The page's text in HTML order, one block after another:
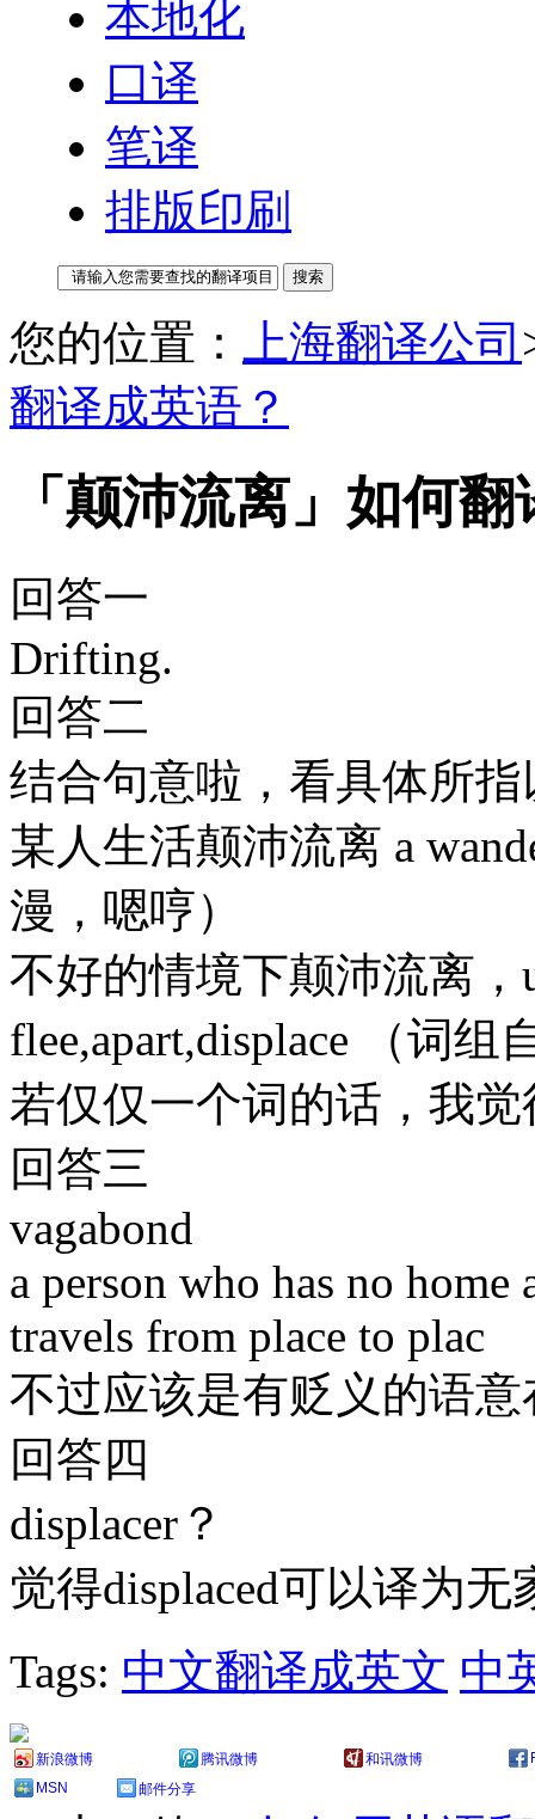
本地化
口译
笔译
排版印刷
您的位置： 上海翻译公司
翻译成英语？
「颠沛流离」如何
回答一
Drifting.
回答二
结合句意啦，看具体所
某人生活颠沛流离 a
漫，嗯哼）
不好的情境下颠沛流离，
flee,apart,displace （词组
若仅仅一个词的话，我觉
回答三
vagabond
a person who has no
travels from place to plac
不过应该是有贬义的语
回答四
displacer？
觉得displaced可以译为
Tags: 中文翻译成英文 中
新浪微博 腾讯微博 和讯微博
MSN
邮件分享